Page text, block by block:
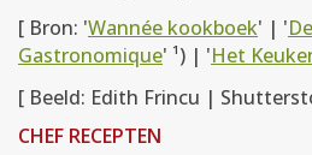
[ Bron: 'Wannée kookboek' | '
Gastronomique' ¹) | 'Het
[ Beeld: Edith Frincu |
CHEF RECEPTEN